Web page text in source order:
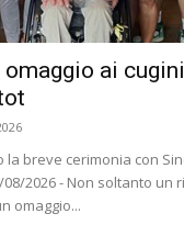
omaggio ai
la breve cerimonia con
2026 - Non soltanto un
omaggio...